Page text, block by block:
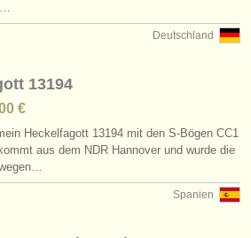
Deutschland
13194
€
Heckelfagott 13194 mit den S-Bögen CC1
aus dem NDR Hannover und wurde die
Spanien